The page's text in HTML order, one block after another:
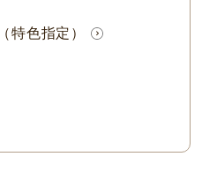
特色指定）